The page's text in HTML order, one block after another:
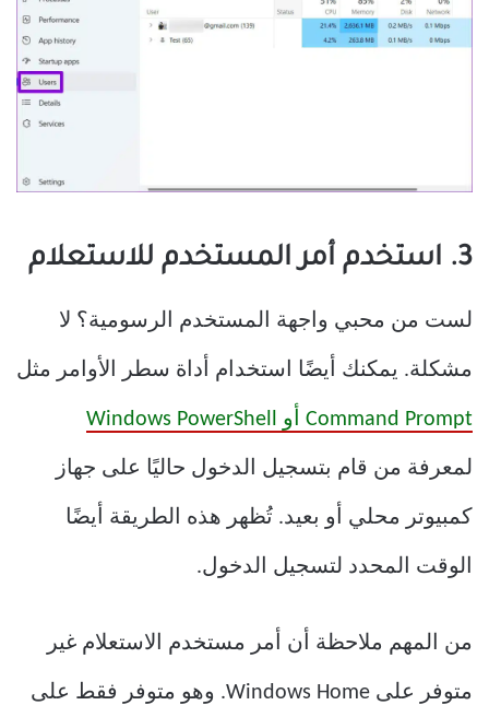
3. استخدم أمر المستخدم للاستعلام
لست من محبي واجهة المستخدم الرسومية؟ لا
مشكلة. يمكنك أيضًا استخدام أداة سطر الأوامر مثل
Command Prompt أو Windows PowerShell
لمعرفة من قام بتسجيل الدخول حاليًا على جهاز
كمبيوتر محلي أو بعيد. تُظهر هذه الطريقة أيضًا
الوقت المحدد لتسجيل الدخول.
من المهم ملاحظة أن أمر مستخدم الاستعلام غير
متوفر على Windows Home. وهو متوفر فقط على